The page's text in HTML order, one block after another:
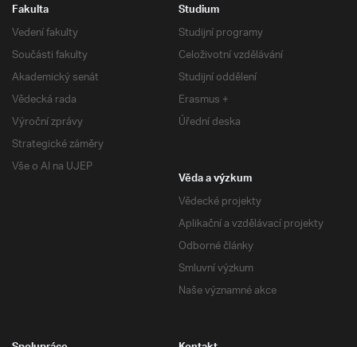
Fakulta
Vedení fakulty
Součásti fakulty
Akademický senát
Vědecká rada
Výroční zprávy
Strategické záměry
Vše o AI na UJEP
Studium
Studijní programy
Celoživotní vzdělávání
Studijní oddělení
Erasmus +
Úřední deska
Věda a výzkum
Vědecké projekty
Aplikační a vzdělávací projekty
Odborné články
Smluvní výzkum
Naše významné akce